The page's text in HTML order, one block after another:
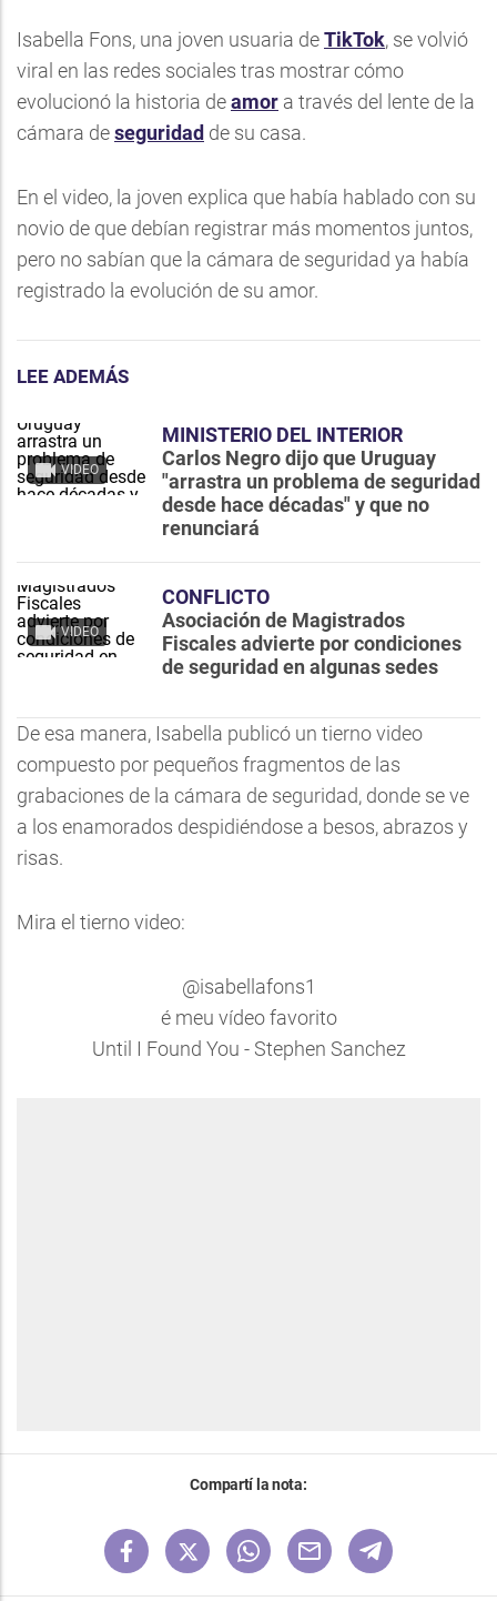
Isabella Fons, una joven usuaria deTikTok, se volvió
viral en las redes sociales tras mostrar cómo
evolucionó la historia deamor a través del lente de la
cámara deseguridad de su casa.
En el video, la joven explica que había hablado con su
novio de que debían registrar más momentos juntos,
pero no sabían que la cámara de seguridad ya había
registrado la evolución de su amor.
LEE ADEMÁS
VIDEO
MINISTERIO DEL INTERIOR
Carlos Negro dijo que Uruguay
"arrastra un problema de seguridad
desde hace décadas" y que no
renunciará
VIDEO
CONFLICTO
Asociación de Magistrados
Fiscales advierte por condiciones
de seguridad en algunas sedes
De esa manera, Isabella publicó un tierno video
compuesto por pequeños fragmentos de las
grabaciones de la cámara de seguridad, donde se ve
a los enamorados despidiéndose a besos, abrazos y
risas.
Mira el tierno video:
@isabellafons1
é meu vídeo favorito
Until I Found You - Stephen Sanchez
Compartí la nota: